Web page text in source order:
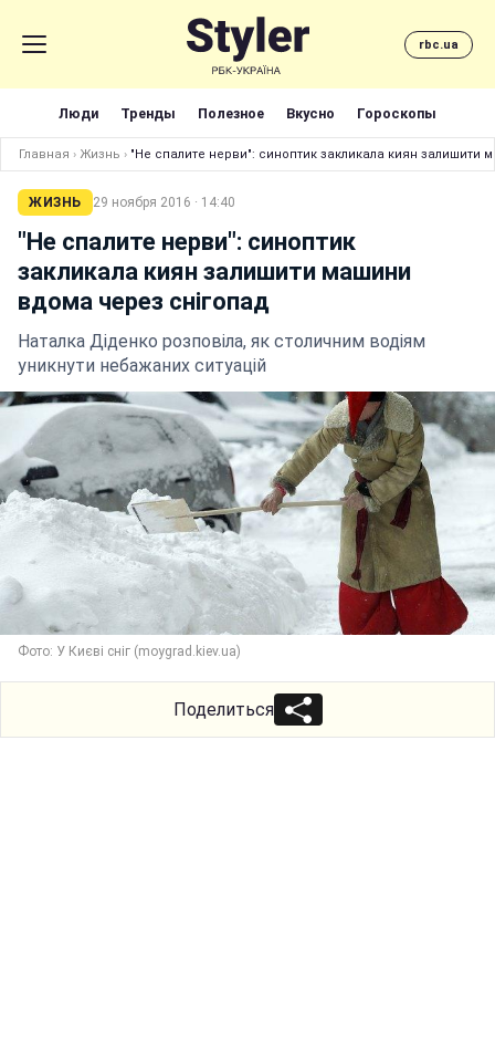
rbc.ua
Люди Тренды Полезное Вкусно Гороскопы
Главная › Жизнь › "Не спалите нерви": синоптик закликала киян залишити
ЖИЗНЬ 29 ноября 2016 · 14:40
"Не спалите нерви": синоптик
закликала киян залишити машини
вдома через снігопад
Наталка Діденко розповіла, як столичним водіям
уникнути небажаних ситуацій
Фото: У Києві сніг (moygrad.kiev.ua)
Поделиться